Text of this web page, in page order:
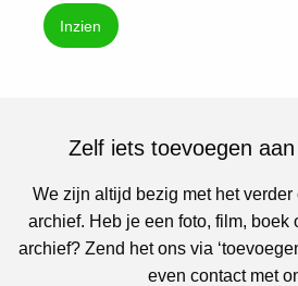
Inzien
Zelf iets toevoegen
We zijn altijd bezig met het
archief. Heb je een foto, film, boek
archief? Zend het ons via
even contact met